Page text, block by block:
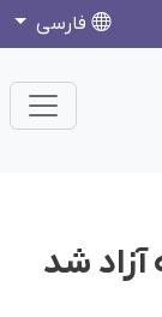
فارسی
شد